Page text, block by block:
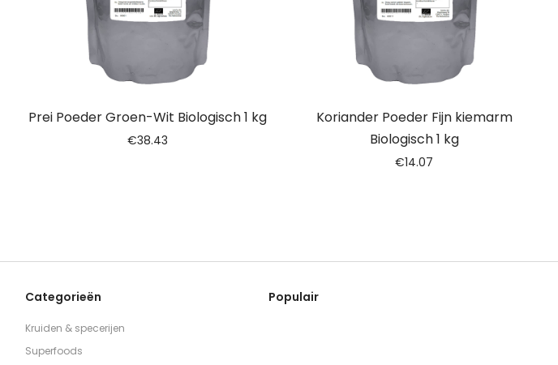
Prei Poeder Groen-Wit Biologisch 1 kg
€38.43
Koriander Poeder Fijn kiemarm
Biologisch 1 kg
€14.07
Categorieën
Kruiden & specerijen
Superfoods
Populair